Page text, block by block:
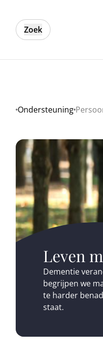
Zoek
Home
Ondersteuning
Leven
Dementie
begrijpen we
te harder
staat.